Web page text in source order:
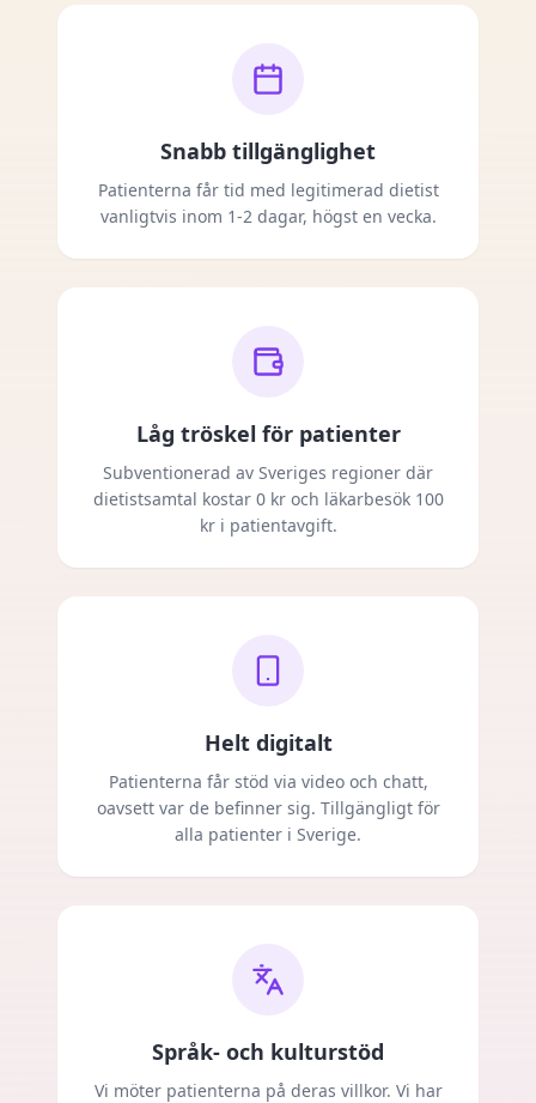
Snabb tillgänglighet
Patienterna får tid med legitimerad dietist
vanligtvis inom 1-2 dagar, högst en vecka.
Låg tröskel för patienter
Subventionerad av Sveriges regioner där
dietistsamtal kostar 0 kr och läkarbesök 100
kr i patientavgift.
Helt digitalt
Patienterna får stöd via video och chatt,
oavsett var de befinner sig. Tillgängligt för
alla patienter i Sverige.
Språk- och kulturstöd
Vi möter patienterna på deras villkor. Vi har